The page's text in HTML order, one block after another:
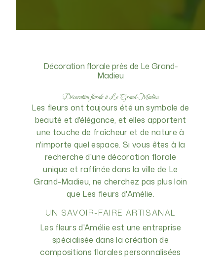
Décoration florale près de Le Grand-
Madieu
Décoration florale à Le Grand-Madieu
Les fleurs ont toujours été un symbole de
beauté et d'élégance, et elles apportent
une touche de fraîcheur et de nature à
n'importe quel espace. Si vous êtes à la
recherche d'une décoration florale
unique et raffinée dans la ville de Le
Grand-Madieu, ne cherchez pas plus loin
que Les fleurs d'Amélie.
UN SAVOIR-FAIRE ARTISANAL
Les fleurs d'Amélie est une entreprise
spécialisée dans la création de
compositions florales personnalisées